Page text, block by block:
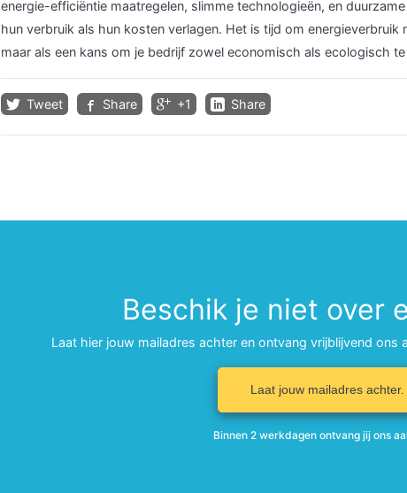
energie-efficiëntie maatregelen, slimme technologieën, en
hun verbruik als hun kosten verlagen. Het is tijd om energieverbruik
maar als een kans om je bedrijf zowel economisch als ecologisch
Tweet Share +1 Share
Beschik je niet over
Laat hier jouw mailadres achter en ontvang vrijblijvend ons
Laat jouw mailadres achter.
Binnen 2 werkdagen ontvang jij ons